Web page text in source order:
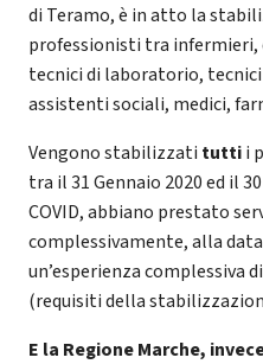
di Teramo, è in atto la
professionisti tra
tecnici di laboratorio,
assistenti sociali, medici,
Vengono stabilizzati tuttii
tra il 31 Gennaio 2020 ed il
COVID, abbiano prestato
complessivamente, alla data
un’esperienza complessiva
(requisiti della
E la Regione Marche,